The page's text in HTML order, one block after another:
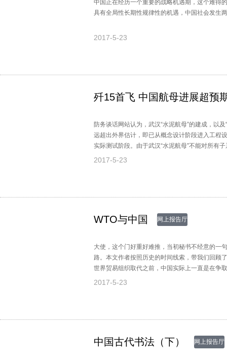
中国正在经历一个重要的战略机遇期，这个难得
具有全局性长期性规律性的机遇，中国社会发生
2017-5-23
歼15首飞 中国航母进展超预
防务谈话网站认为，武汉“水泥航母”的建成，以
远超出外界估计，即已从概念设计阶段进入工程
实际测试阶段。由于武汉“水泥航母”不能对所有
有类似测试平台，以便对航母将要采用的声呐、
2017-5-23
WTO与中国 网上报告厅
大使，这个门好重好难推，当初秘书不经意的一
路。本文作者按照历史的时间线索，带我们回顾
世界贸易组织取代之前，中国实际上一直是在争
号中国就是一个最初的签字国，所以GATT的23
之后，中国开始入世谈判。1997年江泽民主席
波折，几经斡旋，多方努力，终于使美国通过了
2017-5-23
中国古代书法（下） 网上报告厅